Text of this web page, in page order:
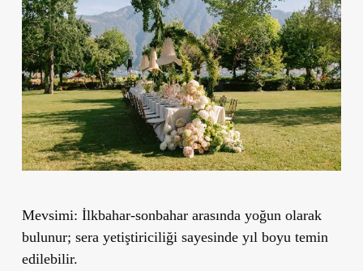
Mevsimi: İlkbahar-sonbahar arasında yoğun olarak
bulunur; sera yetiştiriciliği sayesinde yıl boyu temin
edilebilir.